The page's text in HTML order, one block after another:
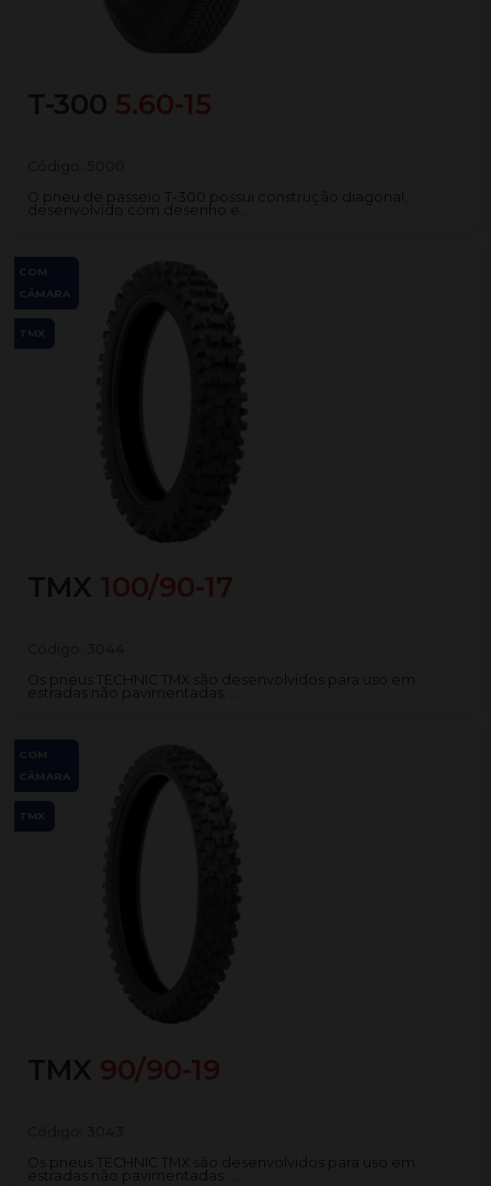
T-300 5.60-15
O pneu de passeio T-300 possui construção diagonal,
desenvolvido com desenho e...
TMX 100/90-17
COM
CÂMARA
TMX
Os pneus TECHNIC TMX são desenvolvidos para uso em
estradas não pavimentadas. ...
TMX 90/90-19
COM
CÂMARA
TMX
Os pneus TECHNIC TMX são desenvolvidos para uso em
estradas não pavimentadas. ...